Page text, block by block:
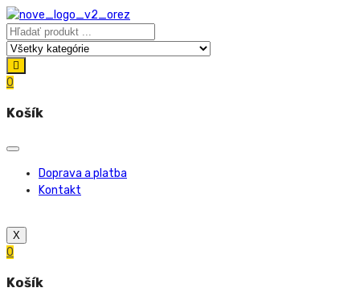
0
Košík
Doprava a platba
Kontakt
X
0
Košík